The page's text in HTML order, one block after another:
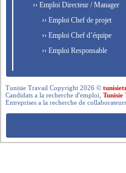
›› Emploi Directeur / Manager
›› Emploi Chef de projet
›› Emploi Chef d’équipe
›› Emploi Responsable
Tunisie Travail Copyright 2026 ©
Candidats a la recherche d'emploi,Tunisie
Entreprises a la recherche de